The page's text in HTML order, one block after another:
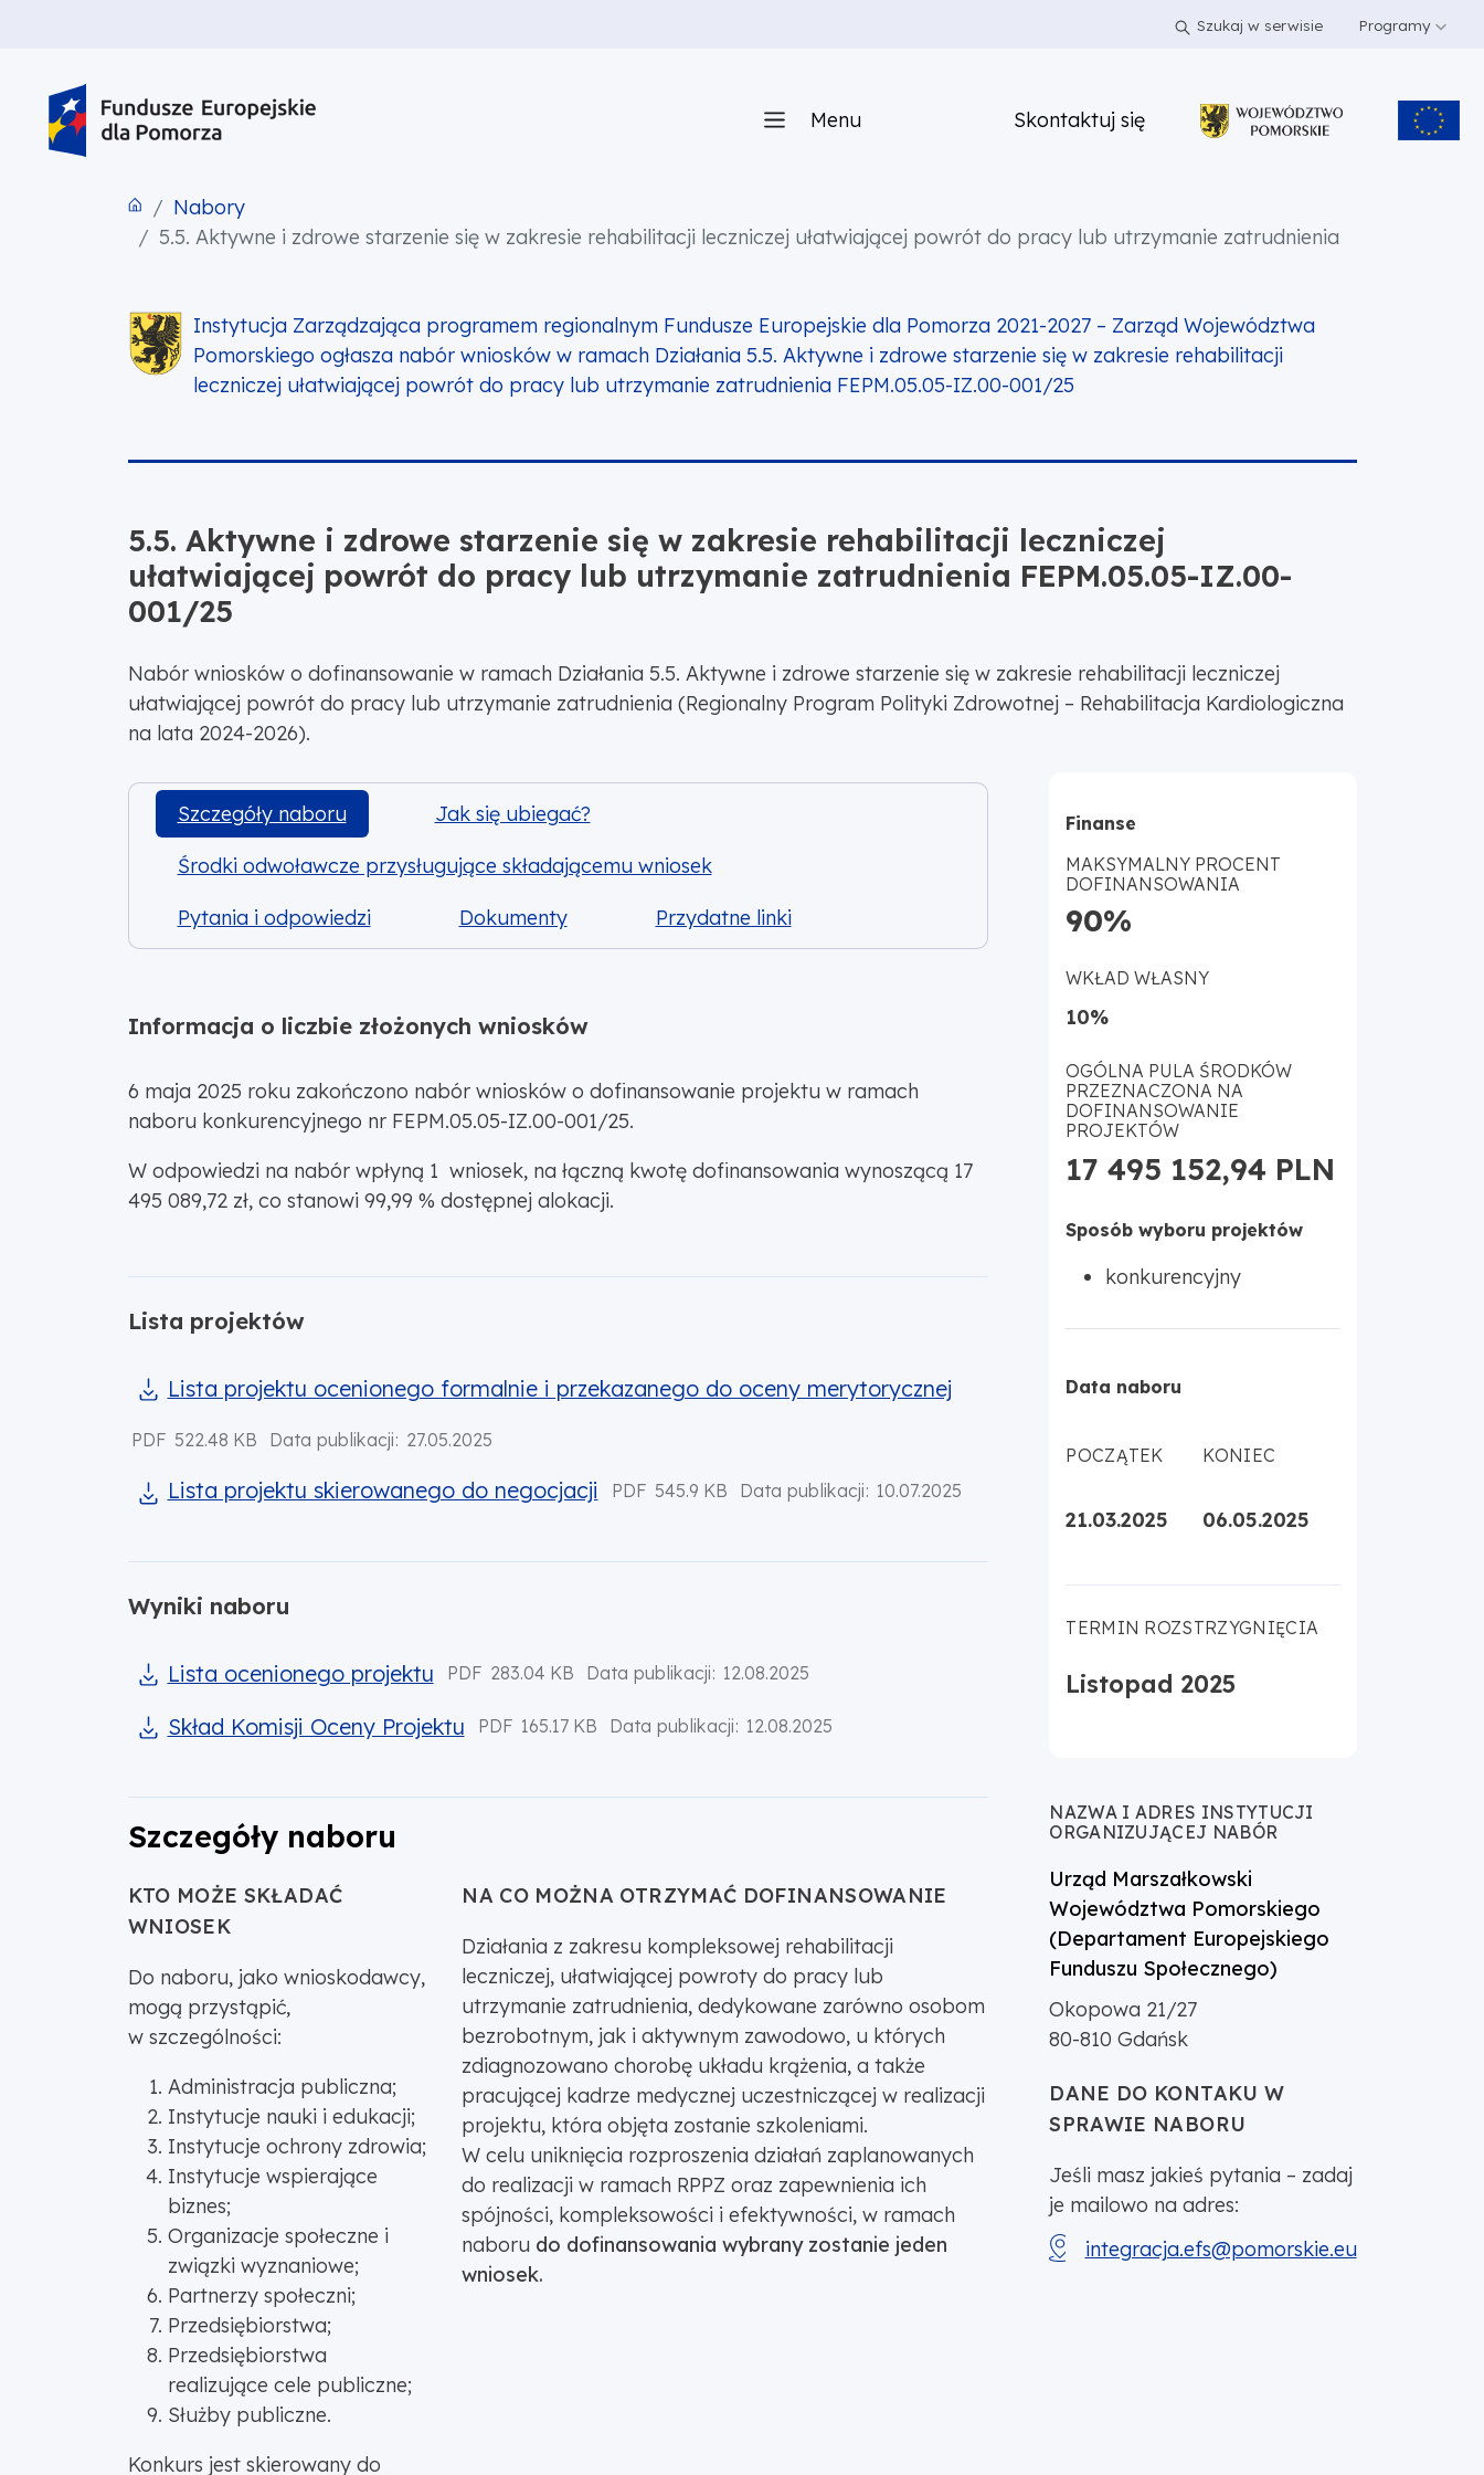
Szukaj w serwisie Programy
Menu Skontaktuj się
Nabory
5.5. Aktywne i zdrowe starzenie się w zakresie rehabilitacji leczniczej ułatwiającej powrót do pracy lub utrzymanie zatrudnienia
Instytucja Zarządzająca programem regionalnym Fundusze Europejskie dla Pomorza 2021-2027 – Zarząd Województwa
Pomorskiego ogłasza nabór wniosków w ramach Działania 5.5. Aktywne i zdrowe starzenie się w zakresie rehabilitacji
leczniczej ułatwiającej powrót do pracy lub utrzymanie zatrudnienia FEPM.05.05-IZ.00-001/25
5.5. Aktywne i zdrowe starzenie się w zakresie rehabilitacji leczniczej
ułatwiającej powrót do pracy lub utrzymanie zatrudnienia FEPM.05.05-IZ.00-
001/25
Nabór wniosków o dofinansowanie w ramach Działania 5.5. Aktywne i zdrowe starzenie się w zakresie rehabilitacji leczniczej
ułatwiającej powrót do pracy lub utrzymanie zatrudnienia (Regionalny Program Polityki Zdrowotnej – Rehabilitacja Kardiologiczna
na lata 2024-2026).
Szczegóły naboru Jak się ubiegać?
Środki odwoławcze przysługujące składającemu wniosek
Pytania i odpowiedzi Dokumenty Przydatne linki
Informacja o liczbie złożonych wniosków
6 maja 2025 roku zakończono nabór wniosków o dofinansowanie projektu w ramach
naboru konkurencyjnego nr FEPM.05.05-IZ.00-001/25.
W odpowiedzi na nabór wpłyną 1 wniosek, na łączną kwotę dofinansowania wynoszącą 17
495 089,72 zł, co stanowi 99,99 % dostępnej alokacji.
Lista projektów
Lista projektu ocenionego formalnie i przekazanego do oceny merytorycznej
PDF 522.48 KB Data publikacji: 27.05.2025
Lista projektu skierowanego do negocjacji PDF 545.9 KB Data publikacji: 10.07.2025
Wyniki naboru
Lista ocenionego projektu PDF 283.04 KB Data publikacji: 12.08.2025
Skład Komisji Oceny Projektu PDF 165.17 KB Data publikacji: 12.08.2025
Szczegóły naboru
KTO MOŻE SKŁADAĆ
WNIOSEK
Do naboru, jako wnioskodawcy,
mogą przystąpić,
w szczególności:
Administracja publiczna;
Instytucje nauki i edukacji;
Instytucje ochrony zdrowia;
Instytucje wspierające
biznes;
Organizacje społeczne i
związki wyznaniowe;
Partnerzy społeczni;
Przedsiębiorstwa;
Przedsiębiorstwa
realizujące cele publiczne;
Służby publiczne.
Konkurs jest skierowany do
NA CO MOŻNA OTRZYMAĆ DOFINANSOWANIE
Działania z zakresu kompleksowej rehabilitacji
leczniczej, ułatwiającej powroty do pracy lub
utrzymanie zatrudnienia, dedykowane zarówno osobom
bezrobotnym, jak i aktywnym zawodowo, u których
zdiagnozowano chorobę układu krążenia, a także
pracującej kadrze medycznej uczestniczącej w realizacji
projektu, która objęta zostanie szkoleniami.
W celu uniknięcia rozproszenia działań zaplanowanych
do realizacji w ramach RPPZ oraz zapewnienia ich
spójności, kompleksowości i efektywności, w ramach
naboru do dofinansowania wybrany zostanie jeden
wniosek.
Finanse
MAKSYMALNY PROCENT
DOFINANSOWANIA
90%
WKŁAD WŁASNY
10%
OGÓLNA PULA ŚRODKÓW
PRZEZNACZONA NA
DOFINANSOWANIE
PROJEKTÓW
17 495 152,94 PLN
Sposób wyboru projektów
konkurencyjny
Data naboru
POCZĄTEK
21.03.2025
KONIEC
06.05.2025
TERMIN ROZSTRZYGNIĘCIA
Listopad 2025
NAZWA I ADRES INSTYTUCJI
ORGANIZUJĄCEJ NABÓR
Urząd Marszałkowski
Województwa Pomorskiego
(Departament Europejskiego
Funduszu Społecznego)
Okopowa 21/27
80-810 Gdańsk
DANE DO KONTAKU W
SPRAWIE NABORU
Jeśli masz jakieś pytania – zadaj
je mailowo na adres:
integracja.efs@pomorskie.eu